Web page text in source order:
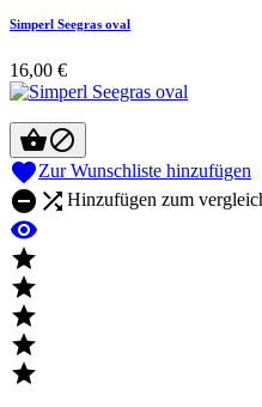
Simperl Seegras oval
16,00 €

Zur Wunschliste hinzufügen
  Hinzufügen zum





